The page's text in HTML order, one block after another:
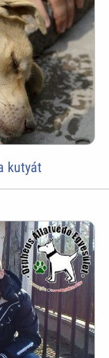
kutyát